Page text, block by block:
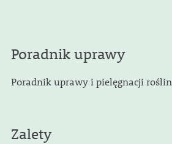
Poradnik uprawy
Poradnik uprawy i pielęgnacji roślin
Zalety